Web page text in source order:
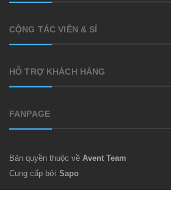
CỘNG TÁC VIÊN & SỈ
HỖ TRỢ KHÁCH HÀNG
FANPAGE
Bản quyền thuộc về Avent Team
Cung cấp bởi Sapo